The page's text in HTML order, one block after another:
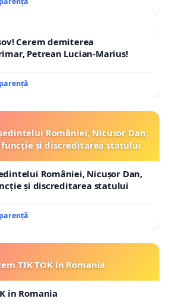
Cerem demiterea
Petrean Lucian-Marius!
României, Nicușor Dan,
și discreditarea statului
României, Nicușor Dan,
și discreditarea statului
TIK TOK in Romania
in Romania